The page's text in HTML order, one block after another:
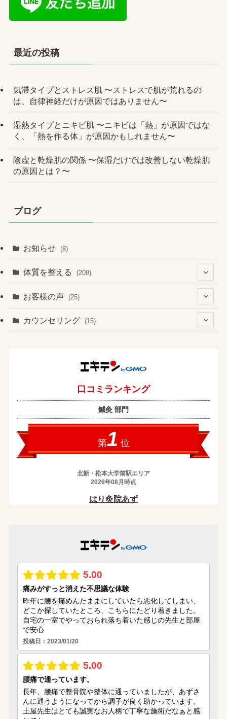
最近の投稿
気滞タイプとストレス肌 〜ストレスで肌が荒れるの
は、自律神経だけが原因ではありません〜
湿熱タイプとニキビ肌 〜ニキビは「熱」が原因ではな
く、「熱を作る体」が原因かもしれません〜
陰虚と乾燥肌の関係 〜保湿だけでは改善しない乾燥肌
の原因とは？〜
ブログ
お知らせ (8)
体質を整える (208)
(41)
(1)
(1)
(60)
(43)
(7)
(19)
(2)
(5)
(1)
(4)
(3)
お客様の声 (25)
(3)
カウンセリング (15)